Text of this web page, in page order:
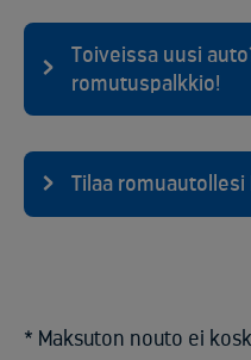
Toiveissa uusi
romutuspalkkio!
Tilaa romuautollesi
* Maksuton nouto ei